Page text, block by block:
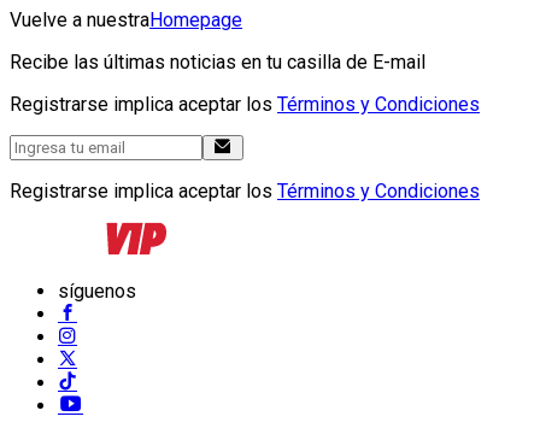
Vuelve a nuestraHomepage
Recibe las últimas noticias en tu casilla de E-mail
Registrarse implica aceptar los Términos y Condiciones
Registrarse implica aceptar los Términos y Condiciones
síguenos